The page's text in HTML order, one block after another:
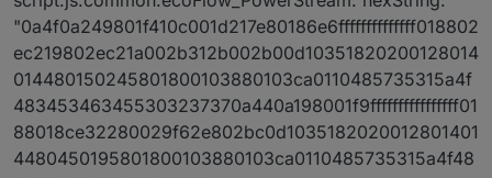
"0a4f0a249801f410c001d217e80186e6ffffffffffffff018802
ec219802ec21a002b312b002b00d10351820200128014
014480150245801800103880103ca0110485735315a4f
483453463455303237370a440a198001f9ffffffffffffffff01
88018ce32280029f62e802bc0d1035182020012801401
4480450195801800103880103ca0110485735315a4f48